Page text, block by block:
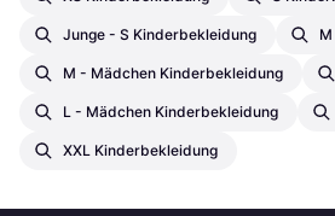
Junge - S Kinderbekleidung
M - Mädchen Kinderbekleidung
L - Mädchen Kinderbekleidung
XXL Kinderbekleidung